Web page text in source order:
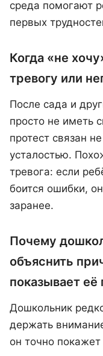
среда помогают
первых
Когда «не
тревогу или
После сада и
просто не иметь
протест связан
усталостью.
тревога: если
боится ошибки,
заранее.
Почему
объяснить
показывает
Дошкольник
держать
он точно